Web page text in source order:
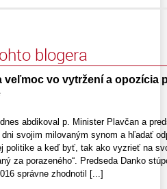
blogera
veľmoc vo vytržení a opozícia
abdikoval p. Minister Plavčan a
svojim milovaným synom a hľadať
politike a keď byť, tak ako vyzrieť na
za porazeného“. Predseda Danko
správne zhodnotil [...]